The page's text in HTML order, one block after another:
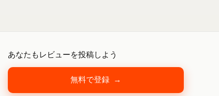
あなたもレビューを投稿しよう
無料で登録 →